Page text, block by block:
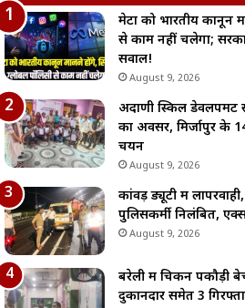
मेटा को भारतीय कानून
से काम नहीं चलेगा;
सवाल!
August 9, 2026
अदाणी स्किल डेवलपमेंट
का अवसर, मिर्जापुर के
चयन
August 9, 2026
कांवड़ ड्यूटी में
पुलिसकर्मी निलंबित,
August 9, 2026
बरेली में चिकन पकौड़ी
दुकानदार समेत 3